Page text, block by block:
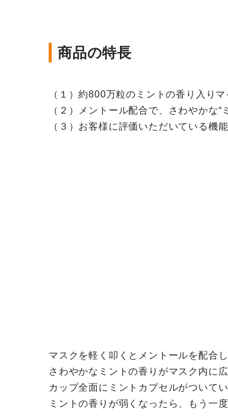
商品の特長
（１）約800万粒のミントの香り入り
（２）メントール配合で、さわやかな“
（３）お客様に評価いただいている機
マスクを軽く叩くとメントールを配合
さわやかなミントの香りがマスク内に広
カップ全面にミントカプセルがついて
ミントの香りが弱くなったら、もう一